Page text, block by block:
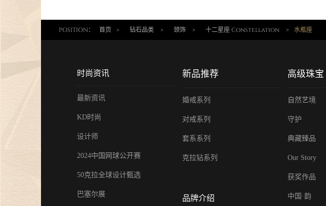
POSITION： 首页 > 钻石品类 > 颈饰 > 十二星座 Constellation > 水瓶座
时尚资讯
最新资讯
KD时尚
设计师
2024中国网球公开赛
50克拉全球设计甄选
巴塞尔展
新品推荐
婚戒系列
对戒系列
套系系列
克拉钻系列
品牌介绍
高级珠宝
自然艺境
守护
典藏臻品
Our Story
获奖作品
中国·韵